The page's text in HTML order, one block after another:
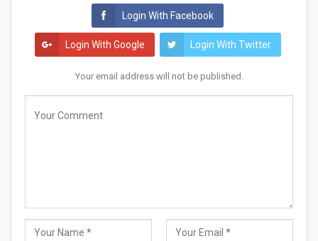
Login With Facebook
Login With Google Login With Twitter
Your email address will not be published.